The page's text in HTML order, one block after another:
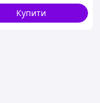
Купити